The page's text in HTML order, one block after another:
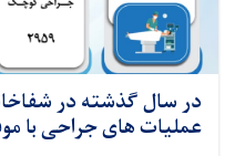
عملیات های جراحی با